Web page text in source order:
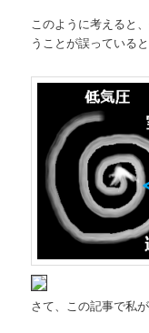
このように考えると
うことが誤っている
さて、この記事で私